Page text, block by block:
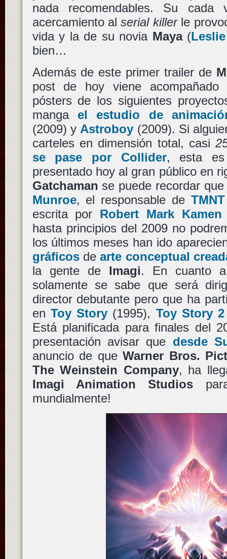
nada recomendables. Su cada
acercamiento alserial killerle
vida y la de su novia Maya(
bien…
Además de este primer trailer de
post de hoy viene
pósters de los siguientes
manga el estudio de
(2009) y Astroboy (2009). Si
carteles en dimensión total, casi
se pase por Collider, esta
presentado hoy al gran público en
Gatchaman se puede recordar
Munroe, el responsable deTMNT
escrita por Robert Mark Kamen
hasta principios del 2009 no
los últimos meses han ido
gráficosdearte conceptual
la gente de Imagi. En cuanto
solamente se sabe que será
director debutante pero que ha
en Toy Story (1995), Toy Story 2
Está planificada para finales del
presentación avisar que desde
anuncio de queWarner Bros.
The Weinstein Company, ha
Imagi Animation Studios
mundialmente!